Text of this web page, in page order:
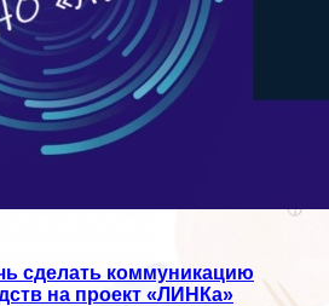
сделать коммуникацию
на проект «ЛИНКа»